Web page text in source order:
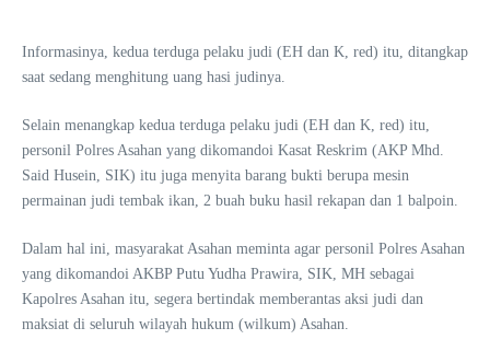
Informasinya, kedua terduga pelaku judi (EH dan K, red) itu, ditangkap
saat sedang menghitung uang hasi judinya.
Selain menangkap kedua terduga pelaku judi (EH dan K, red) itu,
personil Polres Asahan yang dikomandoi Kasat Reskrim (AKP Mhd.
Said Husein, SIK) itu juga menyita barang bukti berupa mesin
permainan judi tembak ikan, 2 buah buku hasil rekapan dan 1 balpoin.
Dalam hal ini, masyarakat Asahan meminta agar personil Polres Asahan
yang dikomandoi AKBP Putu Yudha Prawira, SIK, MH sebagai
Kapolres Asahan itu, segera bertindak memberantas aksi judi dan
maksiat di seluruh wilayah hukum (wilkum) Asahan.